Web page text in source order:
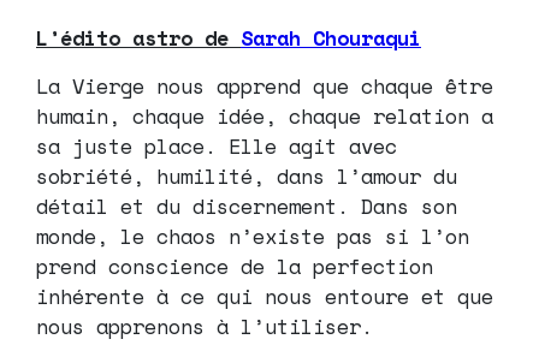
L’édito astro de Sarah Chouraqui
La Vierge nous apprend que chaque être
humain, chaque idée, chaque relation a
sa juste place. Elle agit avec
sobriété, humilité, dans l’amour du
détail et du discernement. Dans son
monde, le chaos n’existe pas si l’on
prend conscience de la perfection
inhérente à ce qui nous entoure et que
nous apprenons à l’utiliser.